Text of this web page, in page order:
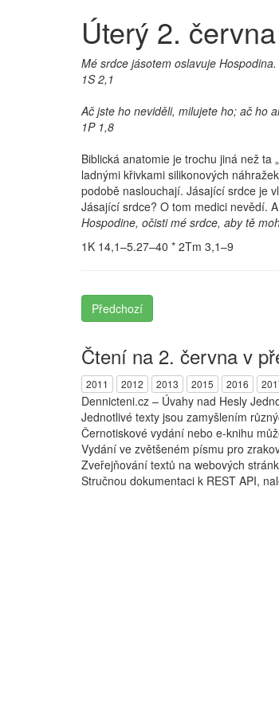
Úterý 2. června
Mé srdce jásotem oslavuje Hospodina.
1S 2,1
Ač jste ho neviděli, milujete ho; ač ho
1P 1,8
Biblická anatomie je trochu jiná než
ladnými křivkami silikonových
podobě naslouchají. Jásající srdce je
Jásající srdce? O tom medici nevědí.
Hospodine, očisti mé srdce, aby tě
1K 14,1–5.27–40 * 2Tm 3,1–9
Předchozí
Čtení na 2. června v
2011 2012 2013 2015 2016
Dennicteni.cz – Úvahy nad Hesly
Jednotlivé texty jsou zamyšlením
Černotiskové vydání nebo e-knihu
Vydání ve zvětšeném písmu pro
Zveřejňování textů na webových
Stručnou dokumentaci k REST API,